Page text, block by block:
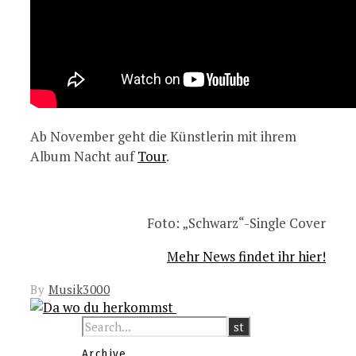
Ab November geht die Künstlerin mit ihrem
Album Nacht aufTour.
Foto: „Schwarz“-Single Cover
Mehr News findet ihr hier!
By Musik3000